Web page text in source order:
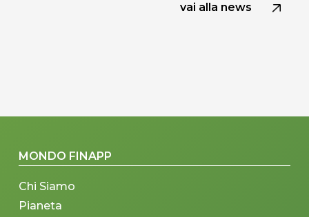
vai alla news
MONDO FINAPP
Chi Siamo
Pianeta